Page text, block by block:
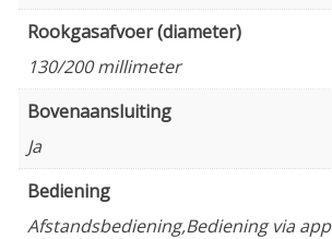
Rookgasafvoer (diameter)
130/200 millimeter
Bovenaansluiting
Ja
Bediening
Afstandsbediening,Bediening via app